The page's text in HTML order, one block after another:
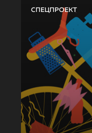
СПЕЦПРОЕКТ